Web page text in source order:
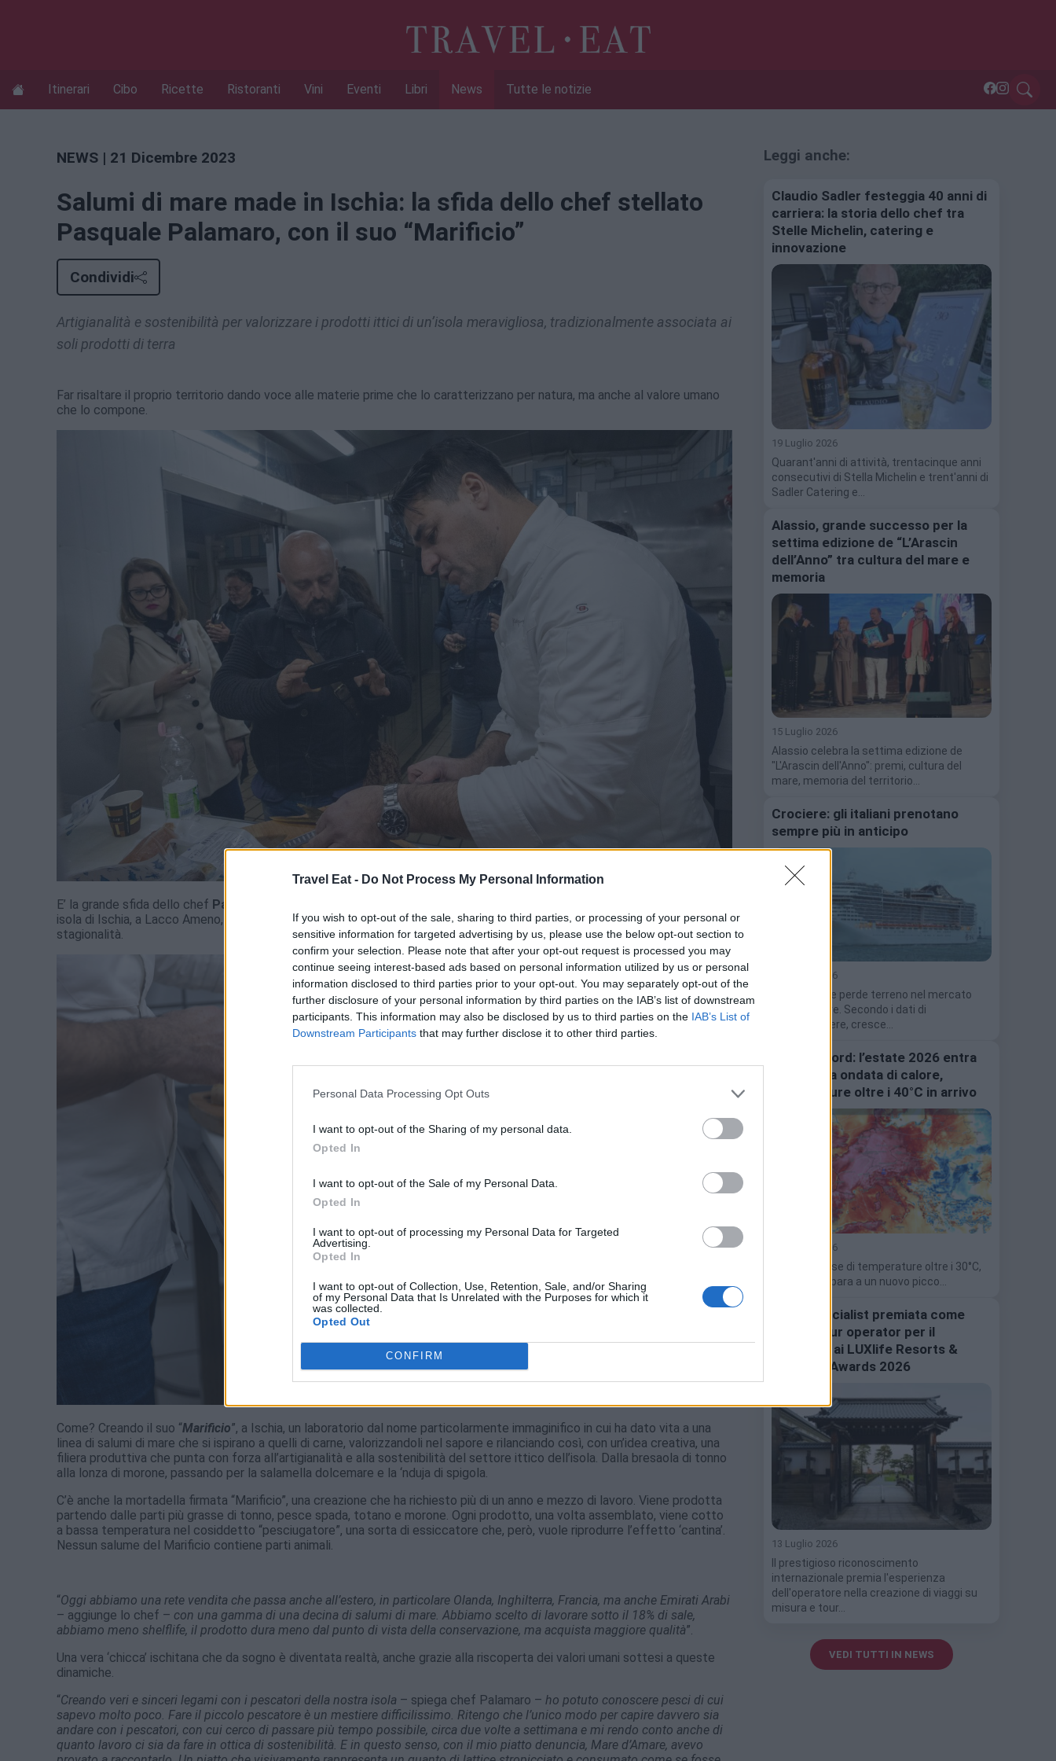
Travel Eat - Do Not Process My Personal Information
If you wish to opt-out of the sale, sharing to third parties, or processing of your personal or
sensitive information for targeted advertising by us, please use the below opt-out section to
confirm your selection. Please note that after your opt-out request is processed you may
continue seeing interest-based ads based on personal information utilized by us or personal
information disclosed to third parties prior to your opt-out. You may separately opt-out of the
further disclosure of your personal information by third parties on the IAB’s list of downstream
participants. This information may also be disclosed by us to third parties on the IAB’s List of
Downstream Participants that may further disclose it to other third parties.
Personal Data Processing Opt Outs
I want to opt-out of the Sharing of my personal data.
Opted In
I want to opt-out of the Sale of my Personal Data.
Opted In
I want to opt-out of processing my Personal Data for Targeted
Advertising.
Opted In
I want to opt-out of Collection, Use, Retention, Sale, and/or Sharing
of my Personal Data that Is Unrelated with the Purposes for which it
was collected.
Opted Out
CONFIRM
Itinerari Cibo Ricette Ristoranti Vini Eventi Libri News Tutte le notizie
NEWS | 21 Dicembre 2023
Salumi di mare made in Ischia: la sfida dello chef stellato
Pasquale Palamaro, con il suo “Marificio”
Condividi
Artigianalità e sostenibilità per valorizzare i prodotti ittici di un’isola meravigliosa, tradizionalmente associata ai
soli prodotti di terra
Far risaltare il proprio territorio dando voce alle materie prime che lo caratterizzano per natura, ma anche al valore umano
che lo compone.
E’ la grande sfida dello chef Pasquale Palamaro
isola di Ischia, a Lacco Ameno, ha scelto di diventare ambasciatore della valorizzazione del pescato, nel rispetto della sua
stagionalità.
Come? Creando il suo “Marificio”, a Ischia, un laboratorio dal nome particolarmente immaginifico in cui ha dato vita a una
linea di salumi di mare che si ispirano a quelli di carne, valorizzandoli nel sapore e rilanciando così, con un’idea creativa, una
filiera produttiva che punta con forza all’artigianalità e alla sostenibilità del settore ittico dell’isola. Dalla bresaola di tonno
alla lonza di morone, passando per la salamella dolcemare e la ‘nduja di spigola.
C’è anche la mortadella firmata “Marificio”, una creazione che ha richiesto più di un anno e mezzo di lavoro. Viene prodotta
partendo dalle parti più grasse di tonno, pesce spada, totano e morone. Ogni prodotto, una volta assemblato, viene cotto
a bassa temperatura nel cosiddetto “pesciugatore”, una sorta di essiccatore che, però, vuole riprodurre l’effetto ‘cantina’.
Nessun salume del Marificio contiene parti animali.
“Oggi abbiamo una rete vendita che passa anche all’estero, in particolare Olanda, Inghilterra, Francia, ma anche Emirati Arabi
– aggiunge lo chef – con una gamma di una decina di salumi di mare. Abbiamo scelto di lavorare sotto il 18% di sale,
abbiamo meno shelflife, il prodotto dura meno dal punto di vista della conservazione, ma acquista maggiore qualità”.
Una vera ‘chicca’ ischitana che da sogno è diventata realtà, anche grazie alla riscoperta dei valori umani sottesi a queste
dinamiche.
“Creando veri e sinceri legami con i pescatori della nostra isola – spiega chef Palamaro – ho potuto conoscere pesci di cui
sapevo molto poco. Fare il piccolo pescatore è un mestiere difficilissimo. Ritengo che l’unico modo per capire davvero sia
andare con i pescatori, con cui cerco di passare più tempo possibile, circa due volte a settimana e mi rendo conto anche di
quanto lavoro ci sia da fare in ottica di sostenibilità. E in questo senso, con il mio piatto denuncia, Mare d’Amare, avevo
Leggi anche:
Claudio Sadler festeggia 40 anni di
carriera: la storia dello chef tra
Stelle Michelin, catering e
innovazione
19 Luglio 2026
Quarant'anni di attività, trentacinque anni
consecutivi di Stella Michelin e trent'anni di
Sadler Catering e…
Alassio, grande successo per la
settima edizione de “L’Arascin
dell’Anno” tra cultura del mare e
memoria
15 Luglio 2026
Alassio celebra la settima edizione de
"L'Arascin dell'Anno": premi, cultura del
mare, memoria del territorio…
Crociere: gli italiani prenotano
sempre più in anticipo
15 Luglio 2026
Il last minute perde terreno nel mercato
delle crociere. Secondo i dati di
Ticketcrociere, cresce…
Caldo record: l’estate 2026 entra
nella terza ondata di calore,
temperature oltre i 40°C in arrivo
13 Luglio 2026
Dopo un mese di temperature oltre i 30°C,
l'Italia si prepara a un nuovo picco…
Japanspecialist premiata come
miglior tour operator per il
Giappone ai LUXlife Resorts &
Retreats Awards 2026
13 Luglio 2026
Il prestigioso riconoscimento
internazionale premia l'esperienza
dell'operatore nella creazione di viaggi su
misura e tour…
VEDI TUTTI IN NEWS